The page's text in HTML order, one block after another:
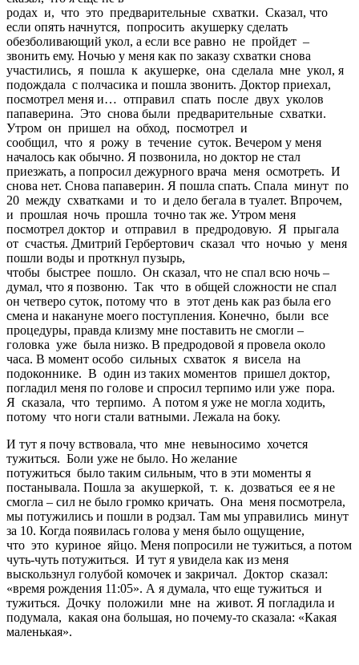
родах и, что это предварительные схватки. Сказал, что
если опять начнутся, попросить акушерку сделать
обезболивающий укол, а если все равно не пройдет –
звонить ему. Ночью у меня как по заказу схватки снова
участились, я пошла к акушерке, она сделала мне укол, я
подождала с полчасика и пошла звонить. Доктор приехал,
посмотрел меня и… отправил спать после двух уколов
папаверина. Это снова были предварительные схватки.
Утром он пришел на обход, посмотрел и
сообщил, что я рожу в течение суток. Вечером у меня
началось как обычно. Я позвонила, но доктор не стал
приезжать, а попросил дежурного врача меня осмотреть. И
снова нет. Снова папаверин. Я пошла спать. Спала минут по
20 между схватками и то и дело бегала в туалет. Впрочем,
и прошлая ночь прошла точно так же. Утром меня
посмотрел доктор и отправил в предродовую. Я прыгала
от счастья. Дмитрий Гербертович сказал что ночью у меня
пошли воды и проткнул пузырь,
чтобы быстрее пошло. Он сказал, что не спал всю ночь –
думал, что я позвоню. Так что в общей сложности не спал
он четверо суток, потому что в этот день как раз была его
смена и накануне моего поступления. Конечно, были все
процедуры, правда клизму мне поставить не смогли –
головка уже была низко. В предродовой я провела около
часа. В момент особо сильных схваток я висела на
подоконнике. В один из таких моментов пришел доктор,
погладил меня по голове и спросил терпимо или уже пора.
Я сказала, что терпимо. А потом я уже не могла ходить,
потому что ноги стали ватными. Лежала на боку.
И тут я почу вствовала, что мне невыносимо хочется
тужиться. Боли уже не было. Но желание
потужиться было таким сильным, что в эти моменты я
постанывала. Пошла за акушеркой, т. к. дозваться ее я не
смогла – сил не было громко кричать. Она меня посмотрела,
мы потужились и пошли в родзал. Там мы управились минут
за 10. Когда появилась голова у меня было ощущение,
что это куриное яйцо. Меня попросили не тужиться, а потом
чуть-чуть потужиться. И тут я увидела как из меня
выскользнул голубой комочек и закричал. Доктор сказал:
«время рождения 11:05». А я думала, что еще тужиться и
тужиться. Дочку положили мне на живот. Я погладила и
подумала, какая она большая, но почему-то сказала: «Какая
маленькая».